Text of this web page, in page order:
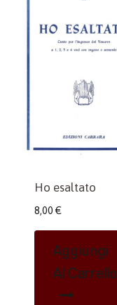
Ho esaltato
8,00 €
Aggiungi
Al Carrello